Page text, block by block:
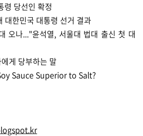
령 당선인 확정
대한민국 대통령 선거 결과
오나..."윤석열, 서울대 법대 출신 첫 대
게 당부하는 말
Sauce Superior to Salt?